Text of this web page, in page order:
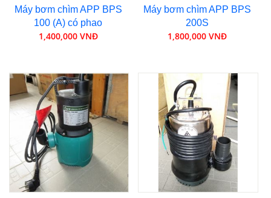
Máy bơm chìm APP BPS
100 (A) có phao
1,400,000 VNĐ
Máy bơm chìm APP BPS
200S
1,800,000 VNĐ